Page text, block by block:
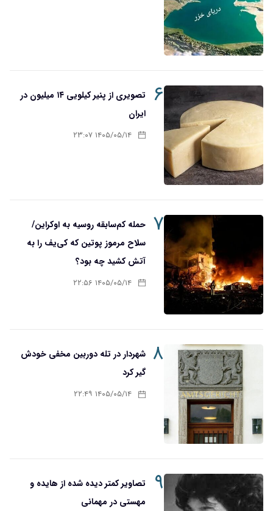
۶
تصویری از پنیر کیلویی ۱۴ میلیون در
ایران
۱۴۰۵/۰۵/۱۴ ۲۳:۰۷
۷ حمله کم‌سابقه روسیه به اوکراین/
سلاح مرموز پوتین که کی‌یف را به
آتش کشید چه بود؟
۱۴۰۵/۰۵/۱۴ ۲۲:۵۶
۸ شهردار در تله دوربین مخفی خودش
گیر کرد
۱۴۰۵/۰۵/۱۴ ۲۲:۴۹
۹
تصاویر کمتر دیده شده از هایده و
مهستی در مهمانی